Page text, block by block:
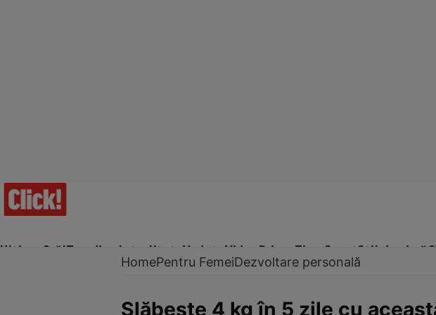
Ultima Oră!Trending Actualitate Vedete Video Prime Time SportStil de viață
HomePentru FemeiDezvoltare personală
Slăbeşte 4 kg în 5 zile cu